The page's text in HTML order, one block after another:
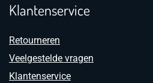
Klantenservice
Retourneren
Veelgestelde vragen
Klantenservice